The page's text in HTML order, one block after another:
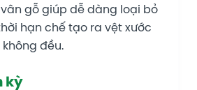
gỗ giúp dễ dàng loại bỏ
hạn chế tạo ra vệt xước
đều.
kỳ